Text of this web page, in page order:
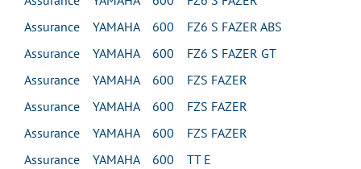
Assurance YAMAHA 600 FZ6 S FAZER ABS
Assurance YAMAHA 600 FZ6 S FAZER GT
Assurance YAMAHA 600 FZS FAZER
Assurance YAMAHA 600 FZS FAZER
Assurance YAMAHA 600 FZS FAZER
Assurance YAMAHA 600 TT E